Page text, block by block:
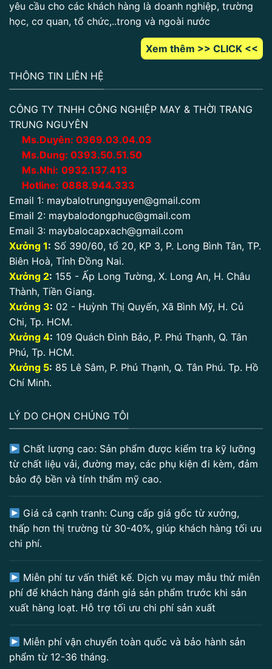
yêu cầu cho các khách hàng là doanh nghiệp, trường
học, cơ quan, tổ chức,..trong và ngoài nước
Xem thêm >> CLICK <<
THÔNG TIN LIÊN HỆ
CÔNG TY TNHH CÔNG NGHIỆP MAY & THỜI TRANG
TRUNG NGUYÊN
Ms.Duyên: 0369.03.04.03
Ms.Dung: 0393.50.51.50
Ms.Nhi: 0932.137.413
Hotline: 0888.944.333
Email 1: maybalotrungnguyen@gmail.com
Email 2: maybalodongphuc@gmail.com
Email 3: maybalocapxach@gmail.com
Xưởng 1: Số 390/60, tổ 20, KP 3, P. Long Bình Tân, TP.
Biên Hoà, Tỉnh Đồng Nai.
Xưởng 2: 155 - Ấp Long Tường, X. Long An, H. Châu
Thành, Tiền Giang.
Xưởng 3: 02 - Huỳnh Thị Quyến, Xã Bình Mỹ, H. Củ
Chi, Tp. HCM.
Xưởng 4: 109 Quách Đình Bảo, P. Phú Thạnh, Q. Tân
Phú, Tp. HCM.
Xưởng 5: 85 Lê Sâm, P. Phú Thạnh, Q. Tân Phú. Tp. Hồ
Chí Minh.
LÝ DO CHỌN CHÚNG TÔI
Chất lượng cao: Sản phẩm được kiểm tra kỹ lưỡng
từ chất liệu vải, đường may, các phụ kiện đi kèm, đảm
bảo độ bền và tính thẩm mỹ cao.
Giá cả cạnh tranh: Cung cấp giá gốc từ xưởng,
thấp hơn thị trường từ 30-40%, giúp khách hàng tối ưu
chi phí.
Miễn phí tư vấn thiết kế. Dịch vụ may mẫu thử miễn
phí để khách hàng đánh giá sản phẩm trước khi sản
xuất hàng loạt. Hỗ trợ tối ưu chi phí sản xuất
Miễn phí vận chuyển toàn quốc và bảo hành sản
phẩm từ 12-36 tháng.